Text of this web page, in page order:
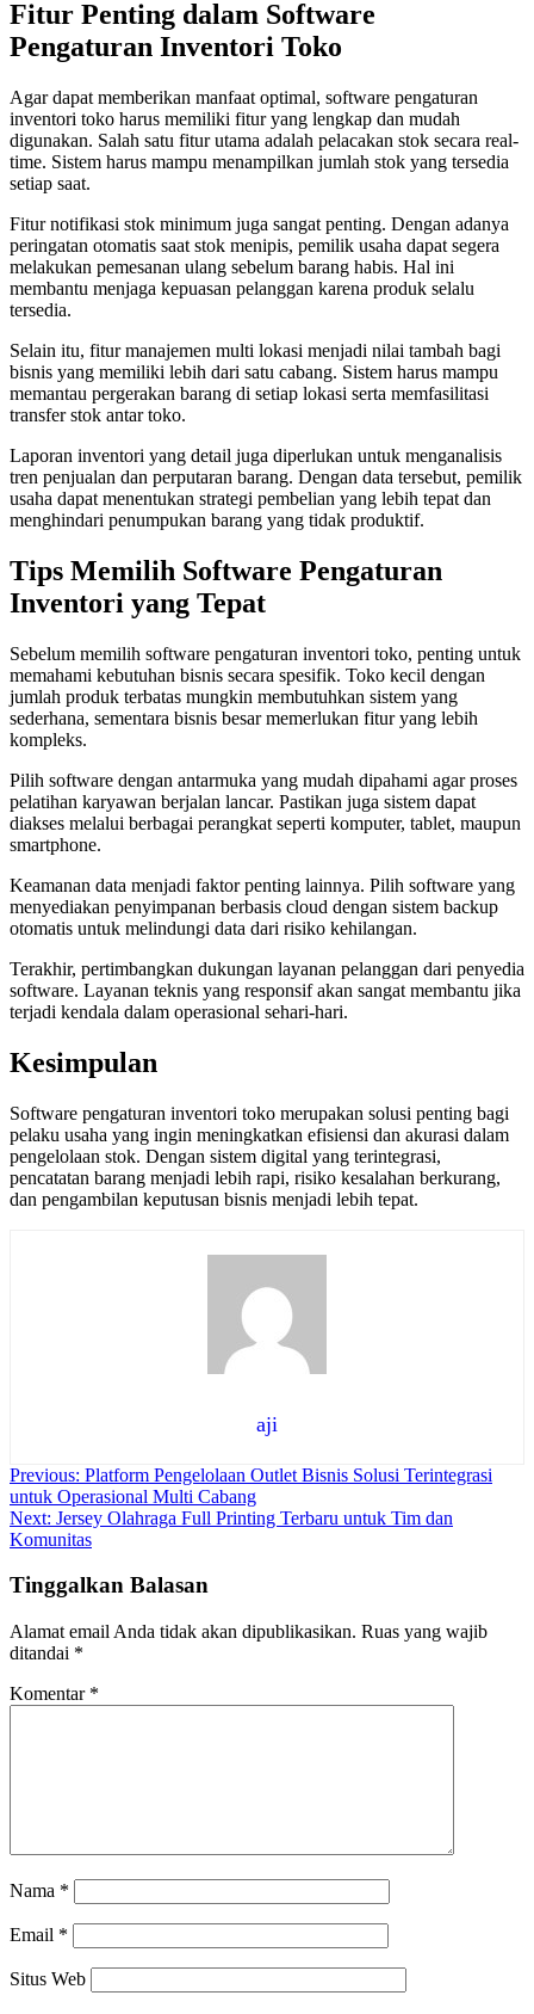
Fitur Penting dalam Software
Pengaturan Inventori Toko
Agar dapat memberikan manfaat optimal, software pengaturan
inventori toko harus memiliki fitur yang lengkap dan mudah
digunakan. Salah satu fitur utama adalah pelacakan stok secara real-
time. Sistem harus mampu menampilkan jumlah stok yang tersedia
setiap saat.
Fitur notifikasi stok minimum juga sangat penting. Dengan adanya
peringatan otomatis saat stok menipis, pemilik usaha dapat segera
melakukan pemesanan ulang sebelum barang habis. Hal ini
membantu menjaga kepuasan pelanggan karena produk selalu
tersedia.
Selain itu, fitur manajemen multi lokasi menjadi nilai tambah bagi
bisnis yang memiliki lebih dari satu cabang. Sistem harus mampu
memantau pergerakan barang di setiap lokasi serta memfasilitasi
transfer stok antar toko.
Laporan inventori yang detail juga diperlukan untuk menganalisis
tren penjualan dan perputaran barang. Dengan data tersebut, pemilik
usaha dapat menentukan strategi pembelian yang lebih tepat dan
menghindari penumpukan barang yang tidak produktif.
Tips Memilih Software Pengaturan
Inventori yang Tepat
Sebelum memilih software pengaturan inventori toko, penting untuk
memahami kebutuhan bisnis secara spesifik. Toko kecil dengan
jumlah produk terbatas mungkin membutuhkan sistem yang
sederhana, sementara bisnis besar memerlukan fitur yang lebih
kompleks.
Pilih software dengan antarmuka yang mudah dipahami agar proses
pelatihan karyawan berjalan lancar. Pastikan juga sistem dapat
diakses melalui berbagai perangkat seperti komputer, tablet, maupun
smartphone.
Keamanan data menjadi faktor penting lainnya. Pilih software yang
menyediakan penyimpanan berbasis cloud dengan sistem backup
otomatis untuk melindungi data dari risiko kehilangan.
Terakhir, pertimbangkan dukungan layanan pelanggan dari penyedia
software. Layanan teknis yang responsif akan sangat membantu jika
terjadi kendala dalam operasional sehari-hari.
Kesimpulan
Software pengaturan inventori toko merupakan solusi penting bagi
pelaku usaha yang ingin meningkatkan efisiensi dan akurasi dalam
pengelolaan stok. Dengan sistem digital yang terintegrasi,
pencatatan barang menjadi lebih rapi, risiko kesalahan berkurang,
dan pengambilan keputusan bisnis menjadi lebih tepat.
aji
Navigasi
pos
Previous: Platform Pengelolaan Outlet Bisnis Solusi Terintegrasi
untuk Operasional Multi Cabang
Next: Jersey Olahraga Full Printing Terbaru untuk Tim dan
Komunitas
Tinggalkan Balasan
Alamat email Anda tidak akan dipublikasikan. Ruas yang wajib
ditandai *
Komentar *
Nama *
Email *
Situs Web